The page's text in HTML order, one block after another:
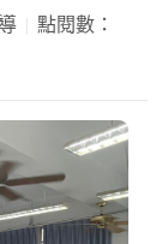
點閱數：